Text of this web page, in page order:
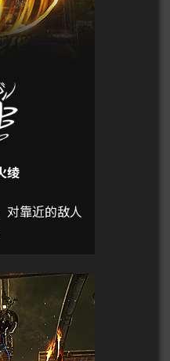
绫
对靠近的敌人